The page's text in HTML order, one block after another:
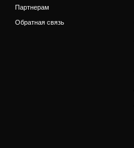
Партнерам
Обратная связь